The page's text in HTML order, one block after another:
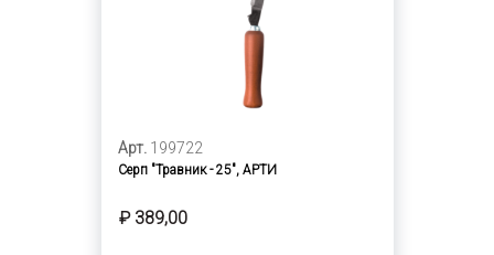
Арт. 199722
Серп "Травник - 25", АРТИ
₽ 389,00